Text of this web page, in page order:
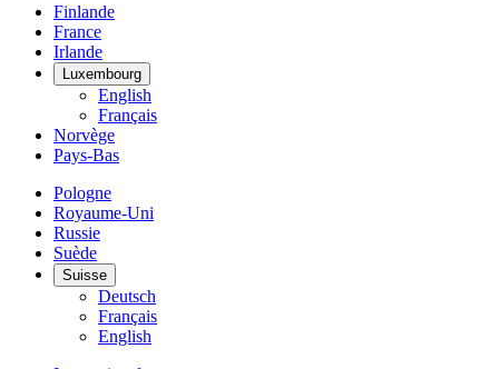
Finlande
France
Irlande
Luxembourg
English
Français
Norvège
Pays-Bas
Pologne
Royaume-Uni
Russie
Suède
Suisse
Deutsch
Français
English